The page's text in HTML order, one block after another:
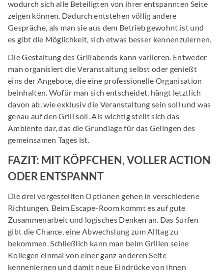
wodurch sich alle Beteiligten von ihrer entspannten Seite
zeigen können. Dadurch entstehen völlig andere
Gespräche, als man sie aus dem Betrieb gewohnt ist und
es gibt die Möglichkeit, sich etwas besser kennenzulernen.
Die Gestaltung des Grillabends kann variieren. Entweder
man organisiert die Veranstaltung selbst oder genießt
eins der Angebote, die eine professionelle Organisation
beinhalten. Wofür man sich entscheidet, hängt letztlich
davon ab, wie exklusiv die Veranstaltung sein soll und was
genau auf den Grill soll. Als wichtig stellt sich das
Ambiente dar, das die Grundlage für das Gelingen des
gemeinsamen Tages ist.
FAZIT: MIT KÖPFCHEN, VOLLER ACTION
ODER ENTSPANNT
Die drei vorgestellten Optionen gehen in verschiedene
Richtungen. Beim Escape-Room kommt es auf gute
Zusammenarbeit und logisches Denken an. Das Surfen
gibt die Chance, eine Abwechslung zum Alltag zu
bekommen. Schließlich kann man beim Grillen seine
Kollegen einmal von einer ganz anderen Seite
kennenlernen und damit neue Eindrücke von ihnen